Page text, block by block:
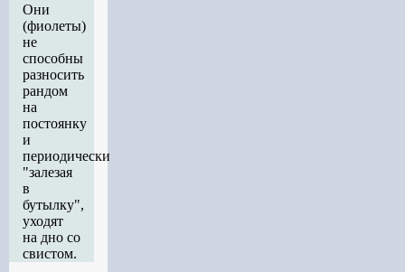
Они
(фиолеты)
не
способны
разносить
рандом
на
постоянку
и
периодически
"залезая
в
бутылку",
уходят
на дно со
свистом.